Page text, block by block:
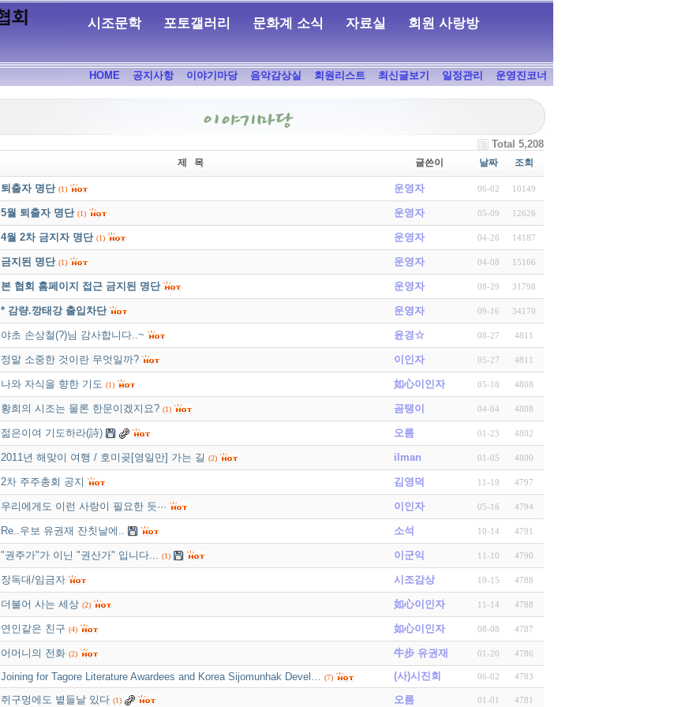
시조문학 포토갤러리 문화계 소식 자료실 회원 사랑방
HOME 공지사항 이야기마당 음악감상실 회원리스트 최신글보기 일정관리 운영진코너
Total 5,208
제 목 글쓴이 날짜 조회
퇴출자 명단 (1) 운영자 06-02 10149
5월 퇴출자 명단 (1) 운영자 05-09 12626
4월 2차 금지자 명단 (1) 운영자 04-26 14187
금지된 명단 (1) 운영자 04-08 15166
본 협회 홈페이지 접근 금지된 명단 운영자 08-29 31798
* 감량.깡태강 출입차단 운영자 09-16 34170
야초 손상철(?)님 감사합니다..~ 윤경☆ 08-27 4811
정말 소중한 것이란 무엇일까? 이인자 05-27 4811
나와 자식을 향한 기도 (1) 如心이인자 05-18 4808
황희의 시조는 물론 한문이겠지요? (1) 곰탱이 04-04 4808
젊은이여 기도하라(詩) 오름 01-23 4802
2011년 해맞이 여행 / 호미곶[영일만] 가는 길 (2) ilman 01-05 4800
2차 주주총회 공지 김영덕 11-19 4797
우리에게도 이런 사랑이 필요한 듯··· 이인자 05-16 4794
Re..우보 유권재 잔칫날에.. 소석 10-14 4791
"권주가"가 이닌 "권산가" 입니다... (1) 이군익 11-10 4790
장독대/임금자 시조감상 10-15 4788
더불어 사는 세상 (2) 如心이인자 11-14 4788
연인같은 친구 (4) 如心이인자 08-08 4787
어머니의 전화 (2) 牛步 유권재 01-20 4786
Joining for Tagore Literature Awardees and Korea Sijomunhak Devel… (7) (사)시진회 06-02 4783
쥐구멍에도 볕들날 있다 (1) 오름 01-01 4781